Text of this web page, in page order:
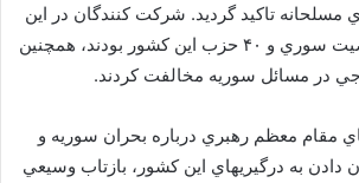
مسلحانه تاكيد گرديد. شركت كنندگان در اين
نشست كه ۱۷۰ شخصيت سوري و ۴۰ حزب اين كشور بودند، همچنين
در مسائل سوريه مخالفت كردند.
مقام معظم رهبري درباره بحران سوريه و
دادن به درگيريهاي اين كشور، بازتاب وسيعي